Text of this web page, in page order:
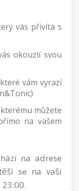
vás přivítá s
okouzlí svou
vám vyrazí
můžete
na vašem
na adrese
se na vaši